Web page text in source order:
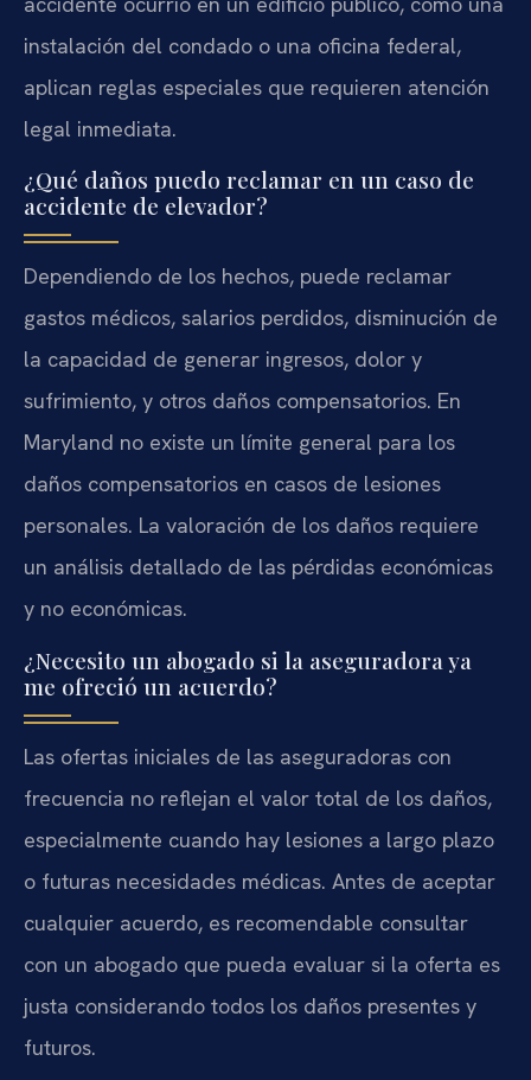
instalación del condado o una oficina federal,
aplican reglas especiales que requieren atención
legal inmediata.
¿Qué daños puedo reclamar en un caso de
accidente de elevador?
Dependiendo de los hechos, puede reclamar
gastos médicos, salarios perdidos, disminución de
la capacidad de generar ingresos, dolor y
sufrimiento, y otros daños compensatorios. En
Maryland no existe un límite general para los
daños compensatorios en casos de lesiones
personales. La valoración de los daños requiere
un análisis detallado de las pérdidas económicas
y no económicas.
¿Necesito un abogado si la aseguradora ya
me ofreció un acuerdo?
Las ofertas iniciales de las aseguradoras con
frecuencia no reflejan el valor total de los daños,
especialmente cuando hay lesiones a largo plazo
o futuras necesidades médicas. Antes de aceptar
cualquier acuerdo, es recomendable consultar
con un abogado que pueda evaluar si la oferta es
justa considerando todos los daños presentes y
futuros.